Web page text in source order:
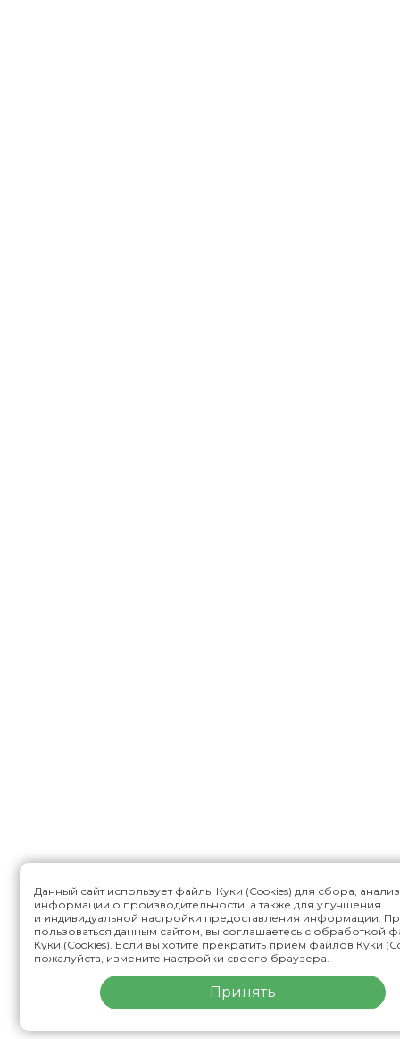
Данный сайт использует файлы Куки (Cookies) для сбора,
информации о производительности, а также для улучшения
и индивидуальной настройки предоставления информации.
пользоваться данным сайтом, вы соглашаетесь с обработкой
Куки (Cookies). Если вы хотите прекратить прием файлов Куки
пожалуйста, измените настройки своего браузера.
Принять